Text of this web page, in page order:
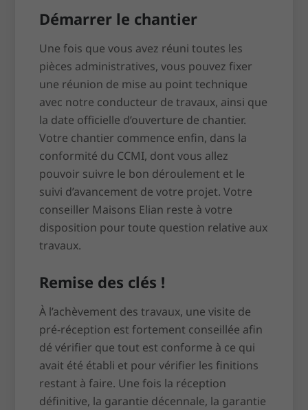
Démarrer le chantier
Une fois que vous avez réuni toutes les
pièces administratives, vous pouvez fixer
une réunion de mise au point technique
avec notre conducteur de travaux, ainsi que
la date officielle d’ouverture de chantier.
Votre chantier commence enfin, dans la
conformité du CCMI, dont vous allez
pouvoir suivre le bon déroulement et le
suivi d’avancement de votre projet. Votre
conseiller Maisons Elian reste à votre
disposition pour toute question relative aux
travaux.
Remise des clés !
À l’achèvement des travaux, une visite de
pré-réception est fortement conseillée afin
dé vérifier que tout est conforme à ce qui
avait été établi et pour vérifier les finitions
restant à faire. Une fois la réception
définitive, la garantie décennale, la garantie